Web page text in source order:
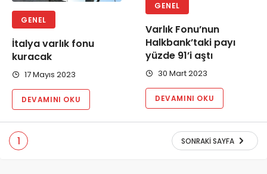
GENEL
İtalya varlık fonu
kuracak
17 Mayıs 2023
DEVAMINI OKU
GENEL
Varlık Fonu’nun
Halkbank’taki payı
yüzde 91’i aştı
30 Mart 2023
DEVAMINI OKU
1 SONRAKI SAYFA